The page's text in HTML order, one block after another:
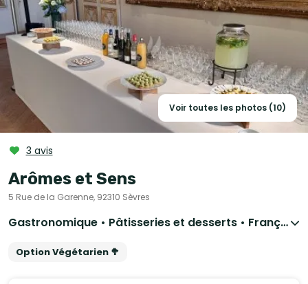
Voir toutes les photos (10)
3 avis
Arômes et Sens
5 Rue de la Garenne, 92310 Sèvres
Gastronomique • Pâtisseries et desserts • Français Traditionnel
Option Végétarien 🥦